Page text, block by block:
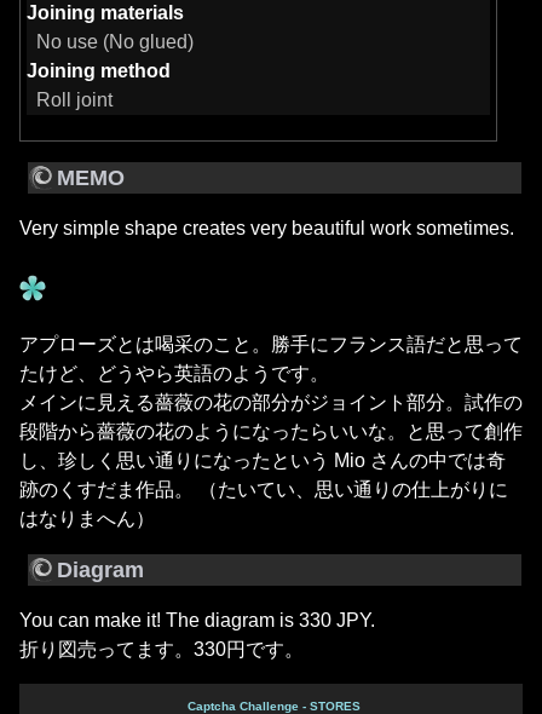
Joining materials
No use (No glued)
Joining method
Roll joint
MEMO
Very simple shape creates very beautiful work sometimes.
アプローズとは喝采のこと。勝手にフランス語だと思って
たけど、どうやら英語のようです。
メインに見える薔薇の花の部分がジョイント部分。試作の
段階から薔薇の花のようになったらいいな。と思って創作
し、珍しく思い通りになったという Mio さんの中では奇
跡のくすだま作品。 （たいてい、思い通りの仕上がりに
はなりまへん）
Diagram
You can make it! The diagram is 330 JPY.
折り図売ってます。330円です。
Captcha Challenge - STORES